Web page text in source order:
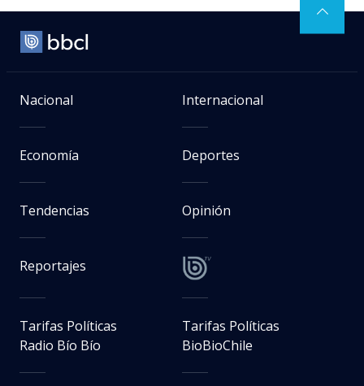
Nacional Internacional
Economía Deportes
Tendencias Opinión
Reportajes
Tarifas Políticas
Radio Bío Bío
Tarifas Políticas
BioBioChile